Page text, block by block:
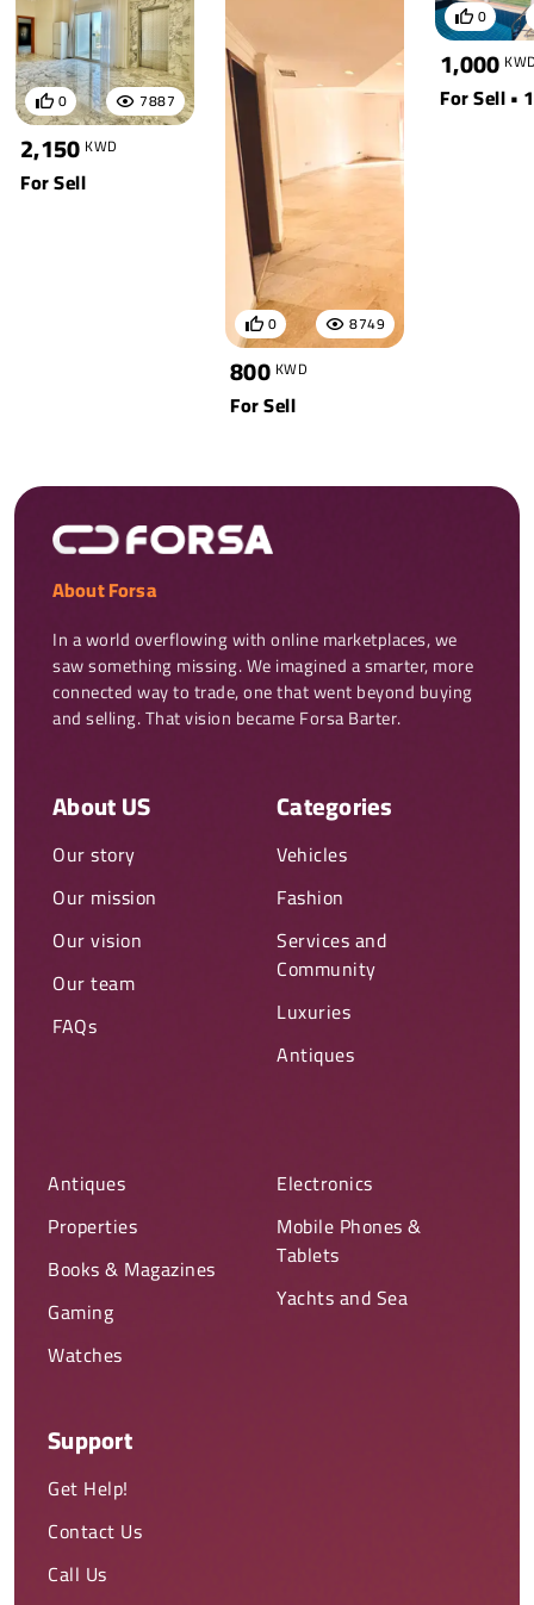
7887
0
2,150 KWD
For Sell
8749
0
800 KWD
For Sell
0
1,000
For Sell • 1
About Forsa
In a world overflowing with online marketplaces, we
saw something missing. We imagined a smarter, more
connected way to trade, one that went beyond buying
and selling. That vision became Forsa Barter.
About US
Our story
Our mission
Our vision
Our team
FAQs
Categories
Vehicles
Fashion
Services and
Community
Luxuries
Antiques
Antiques
Properties
Books & Magazines
Gaming
Watches
Electronics
Mobile Phones &
Tablets
Yachts and Sea
Support
Get Help!
Contact Us
Call Us